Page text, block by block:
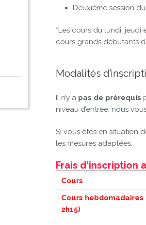
Deuxième session
*Les cours du lundi,
cours grands débutants
Modalités
Il n’y a pas de prérequis
niveau d’entrée, nous
Si vous êtes en situation
les mesures adaptées.
Frais d‘inscription
Cours
Cours hebdomadaires
2h15)